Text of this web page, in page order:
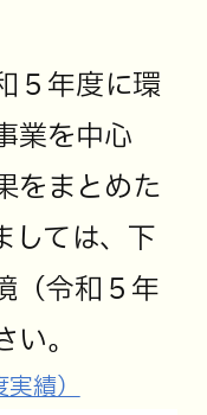
５年度に環
業を中心
をまとめた
しては、下
（令和５年
。
実績）